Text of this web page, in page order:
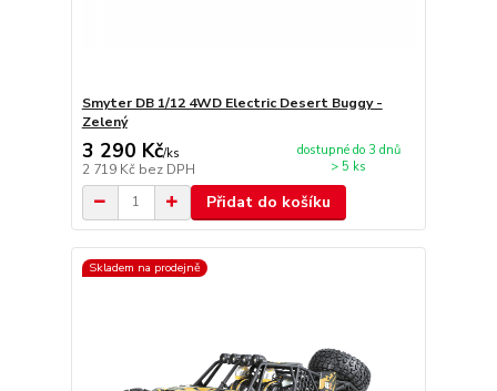
Smyter DB 1/12 4WD Electric Desert Buggy -
Zelený
3 290 Kč/ks
2 719 Kč bez DPH
dostupné do 3 dnů
> 5 ks
Přidat do košíku
Skladem na prodejně